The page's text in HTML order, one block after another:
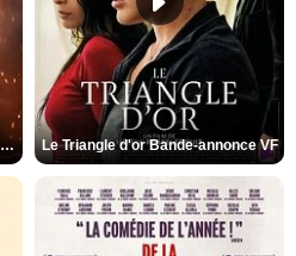
L'Odyssée Bande-annonce VO STFR Le Triangle d'or Bande-annonce VF